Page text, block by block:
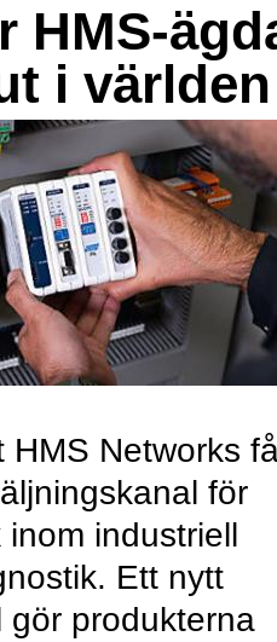
HMS-
i världen
HMS Networks
för
industriell
Ett nytt
gör produkterna